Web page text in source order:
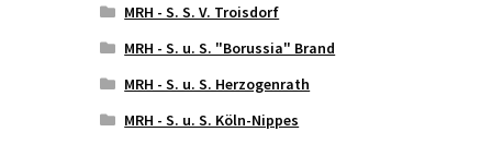
MRH - S. S. V. Troisdorf
MRH - S. u. S. "Borussia" Brand
MRH - S. u. S. Herzogenrath
MRH - S. u. S. Köln-Nippes